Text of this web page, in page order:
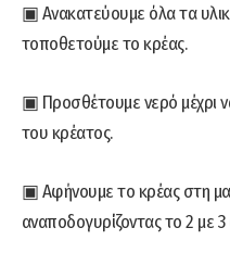
▣ Ανακατεύουμε όλα τα
τοποθετούμε το κρέας.
▣ Προσθέτουμε νερό μέχρι
του κρέατος.
▣ Αφήνουμε το κρέας στη
αναποδογυρίζοντας το 2 με